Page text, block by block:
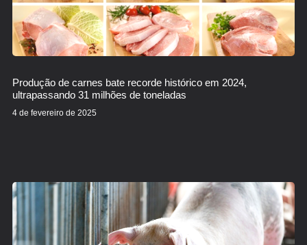
Produção de carnes bate recorde histórico em 2024,
ultrapassando 31 milhões de toneladas
4 de fevereiro de 2025